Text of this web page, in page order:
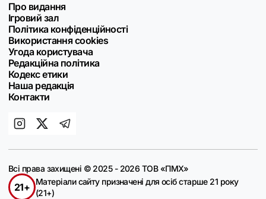
Про видання
Ігровий зал
Політика конфіденційності
Використання cookies
Угода користувача
Редакційна політика
Кодекс етики
Наша редакція
Контакти
Всі права захищені © 2025 - 2026 ТОВ «ПМХ»
21+
Матеріали сайту призначені для осіб старше 21 року
(21+)